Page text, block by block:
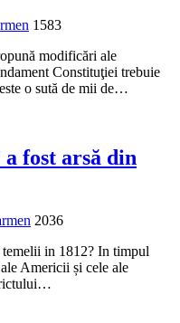
1583
modificări ale
Constituţiei trebuie
o sută de mii de…
fost arsă din
2036
in 1812? In timpul
Americii și cele ale